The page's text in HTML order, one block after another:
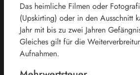
Das heimliche Filmen oder
(Upskirting) oder in den Ausschnitt
Jahr mit bis zu zwei Jahren
Gleiches gilt für die
Aufnahmen.